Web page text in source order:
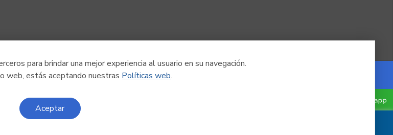
para brindar una mejor experiencia al usuario en su navegación.
web, estás aceptando nuestras Políticas web.
Aceptar
Powered by Nexura